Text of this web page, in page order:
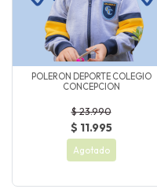
POLERON DEPORTE COLEGIO
CONCEPCION
$ 23.990
$ 11.995
Agotado